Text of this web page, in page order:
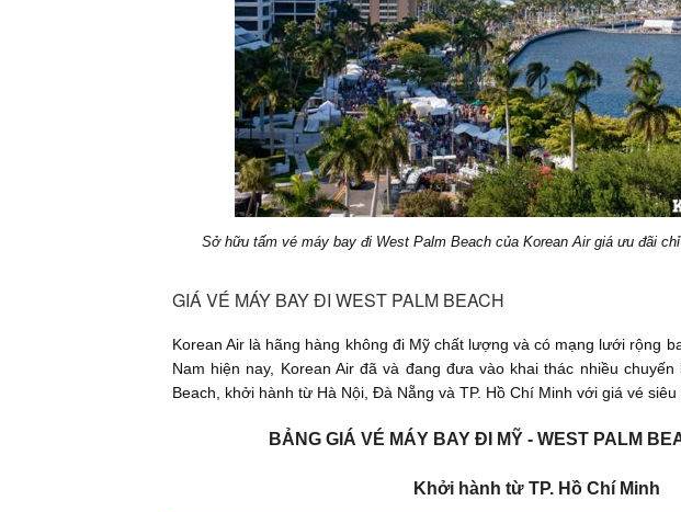
Sở hữu tấm vé máy bay đi West Palm Beach của Korean Air giá ưu đãi
GIÁ VÉ MÁY BAY ĐI WEST PALM BEACH
Korean Air là hãng hàng không đi Mỹ chất lượng và có mạng lưới rộng
Nam hiện nay, Korean Air đã và đang đưa vào khai thác nhiều
Beach, khởi hành từ Hà Nội, Đà Nẵng và TP. Hồ Chí Minh với giá vé siêu
BẢNG GIÁ VÉ MÁY BAY ĐI MỸ - WEST PALM
Khởi hành từ TP. Hồ Chí Minh